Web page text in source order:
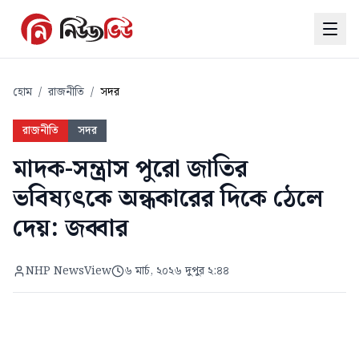
হোম / রাজনীতি / সদর
রাজনীতি সদর
মাদক-সন্ত্রাস পুরো জাতির
ভবিষ্যৎকে অন্ধকারের দিকে ঠেলে
দেয়: জব্বার
NHP NewsView ৬ মার্চ, ২০২৬ দুপুর ২:৪৪